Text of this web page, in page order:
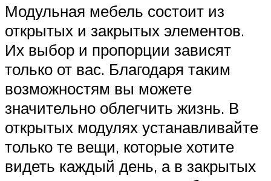
Модульная мебель состоит из
открытых и закрытых элементов.
Их выбор и пропорции зависят
только от вас. Благодаря таким
возможностям вы можете
значительно облегчить жизнь. В
открытых модулях устанавливайте
только те вещи, которые хотите
видеть каждый день, а в закрытых